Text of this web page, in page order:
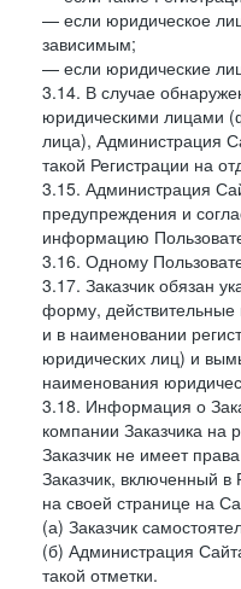
— если юридическое
зависимым;
— если юридические
3.14. В случае
юридическими лицами
лица), Администрация
такой Регистрации на
3.15. Администрация
предупреждения и
информацию
3.16. Одному
3.17. Заказчик обязан
форму, действительные
и в наименовании
юридических лиц) и
наименования
3.18. Информация о
компании Заказчика на
Заказчик не имеет
Заказчик, включенный в
на своей странице на
(а) Заказчик
(б) Администрация
такой отметки.